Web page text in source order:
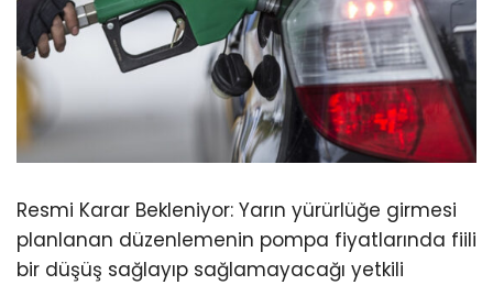
Resmi Karar Bekleniyor: Yarın yürürlüğe girmesi
planlanan düzenlemenin pompa fiyatlarında fiili
bir düşüş sağlayıp sağlamayacağı yetkili